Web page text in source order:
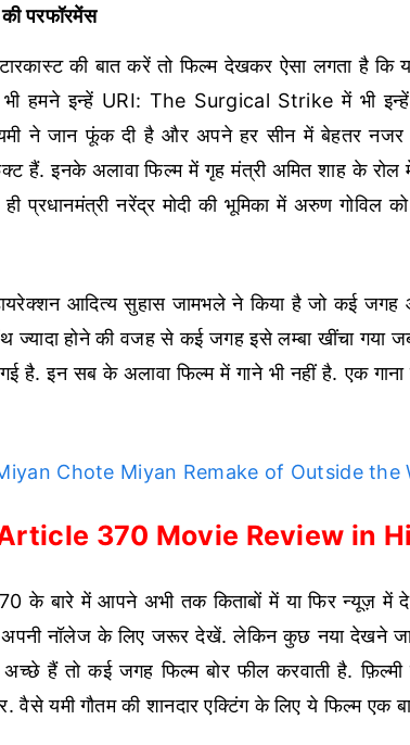
परफॉरमेंस
की बात करें तो फिल्म देखकर ऐसा लगता है कि
हमने इन्हें URI: The Surgical Strike में भी
ने जान फूंक दी है और अपने हर सीन में बेहतर नजर
हैं. इनके अलावा फिल्म में गृह मंत्री अमित शाह के
प्रधानमंत्री नरेंद्र मोदी की भूमिका में अरुण
आदित्य सुहास जामभले ने किया है जो कई
ज्यादा होने की वजह से कई जगह इसे लम्बा खींचा गया
है. इन सब के अलावा फिल्म में गाने भी नहीं है. एक
Chote Miyan Remake of Outside the
370 Movie Review in
के बारे में आपने अभी तक किताबों में या फिर न्यूज़ में
अपनी नॉलेज के लिए जरूर देखें. लेकिन कुछ नया देखने जा
हैं तो कई जगह फिल्म बोर फील करवाती है.
वैसे यमी गौतम की शानदार एक्टिंग के लिए ये फिल्म एक